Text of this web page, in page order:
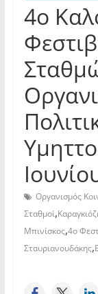
4ο
Οργανισμός
Σταθμοί,
Μπινίσκος,4ο
Σταυριανουδάκης,